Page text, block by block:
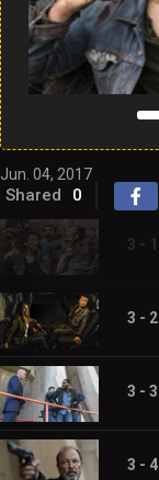
Jun. 04, 2017
Shared 0
3 - 1
3 - 2
3 - 3
3 - 4